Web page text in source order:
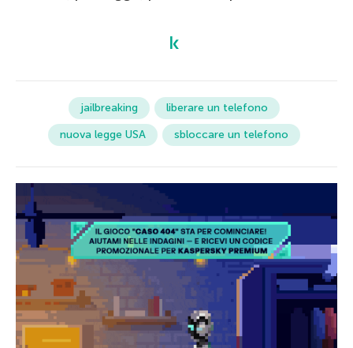
jailbreaking
liberare un telefono
nuova legge USA
sbloccare un telefono